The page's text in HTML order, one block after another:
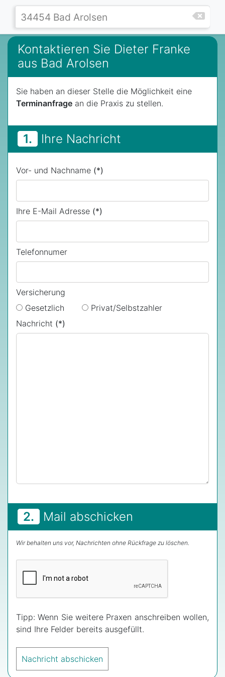
Kontaktieren Sie Dieter Franke
aus Bad Arolsen
Sie haben an dieser Stelle die Möglichkeit eine
Terminanfrage an die Praxis zu stellen.
1. Ihre Nachricht
Vor- und Nachname (*)
Ihre E-Mail Adresse (*)
Telefonnumer
Versicherung
Gesetzlich
Privat/Selbstzahler
Nachricht (*)
2. Mail abschicken
Wir behalten uns vor, Nachrichten ohne Rückfrage zu löschen.
Tipp: Wenn Sie weitere Praxen anschreiben wollen,
sind Ihre Felder bereits ausgefüllt.
Nachricht abschicken